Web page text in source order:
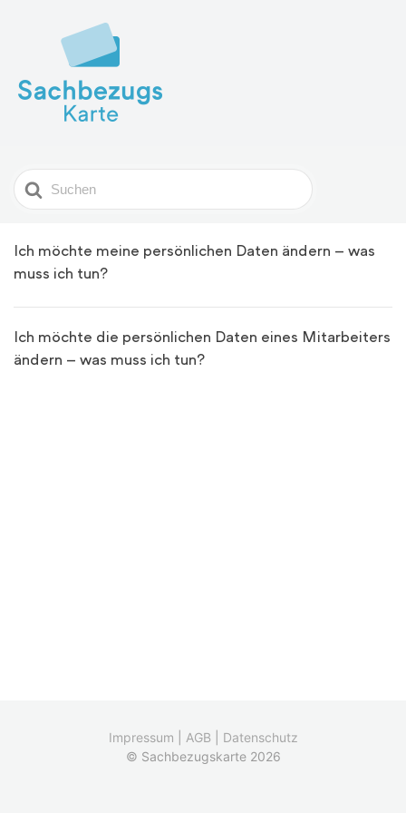
Search
For
Ich möchte meine persönlichen Daten ändern – was
muss ich tun?
Ich möchte die persönlichen Daten eines Mitarbeiters
ändern – was muss ich tun?
Impressum AGB
Datenschutz
© Sachbezugskarte 2026